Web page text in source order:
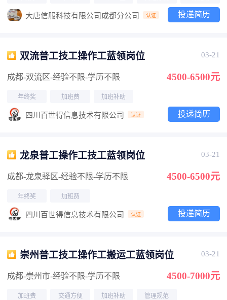
大唐信服科技有限公司成都分公司 认证 投递简历
双流普工技工操作工蓝领岗位 03-21
成都-双流区-经验不限-学历不限 4500-6500元
年终奖 加班费 加班补助
四川百世得信息技术有限公司 认证 投递简历
龙泉普工操作工技工蓝领岗位 03-21
成都-龙泉驿区-经验不限-学历不限 4500-6500元
年终奖 加班费
四川百世得信息技术有限公司 认证 投递简历
崇州普工技工操作工搬运工蓝领岗位 03-21
成都-崇州市-经验不限-学历不限 4500-7000元
加班费 交通方便 加班补助 管理规范